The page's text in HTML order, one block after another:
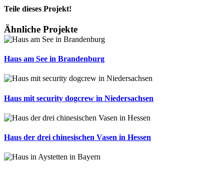
Teile dieses Projekt!
Facebook
X
Pinterest
Ähnliche Projekte
Haus am See in Brandenburg
Haus mit security dogcrew in Niedersachsen
Haus der drei chinesischen Vasen in Hessen